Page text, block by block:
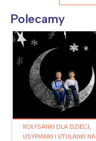
Polecamy
KOŁYSANKI DLA DZIECI,
USYPIANKI I UTULANKI NA